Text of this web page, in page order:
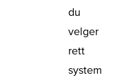
du
velger
rett
system